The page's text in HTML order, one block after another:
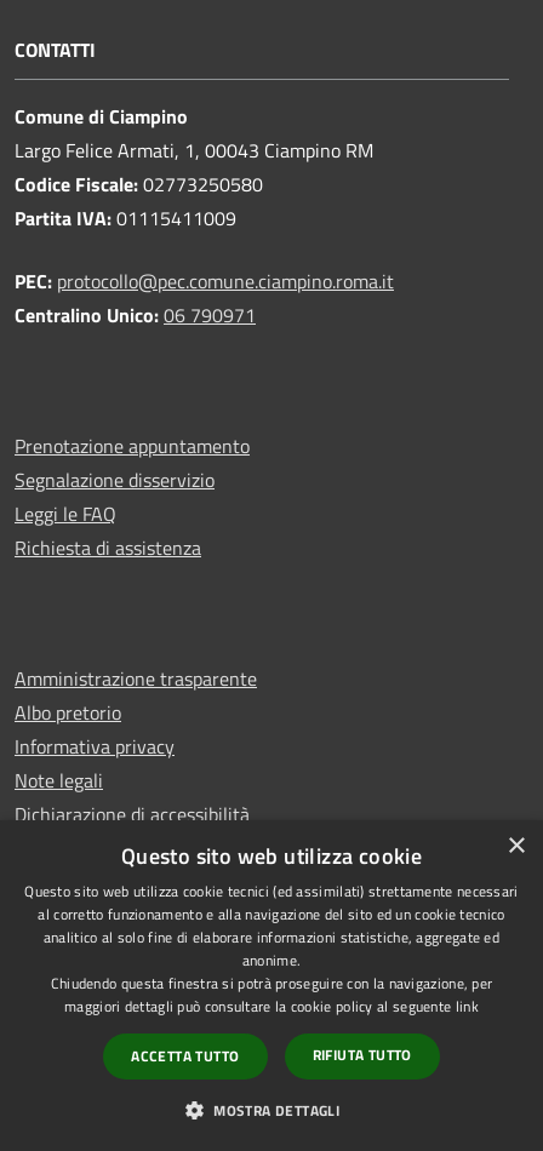
CONTATTI
Comune di Ciampino
Largo Felice Armati, 1, 00043 Ciampino RM
Codice Fiscale:02773250580
Partita IVA:01115411009
PEC: protocollo@pec.comune.ciampino.roma.it
Centralino Unico:06 790971
Prenotazione appuntamento
Segnalazione disservizio
Leggi le FAQ
Richiesta di assistenza
Amministrazione trasparente
Albo pretorio
Informativa privacy
Note legali
Dichiarazione di accessibilità
Whistleblowing
Accessibilità
di Ciampino
Powered byMunicipium
• Accesso redazione
×
Questo sito web utilizza cookie
Questo sito web utilizza cookie tecnici (ed assimilati) strettamente necessari
al corretto funzionamento e alla navigazione del sito ed un cookie tecnico
analitico al solo fine di elaborare informazioni statistiche, aggregate ed
anonime.
Chiudendo questa finestra si potrà proseguire con la navigazione, per
maggiori dettagli può consultare la cookie policy al seguente link
ACCETTA TUTTO RIFIUTA TUTTO
MOSTRA DETTAGLI